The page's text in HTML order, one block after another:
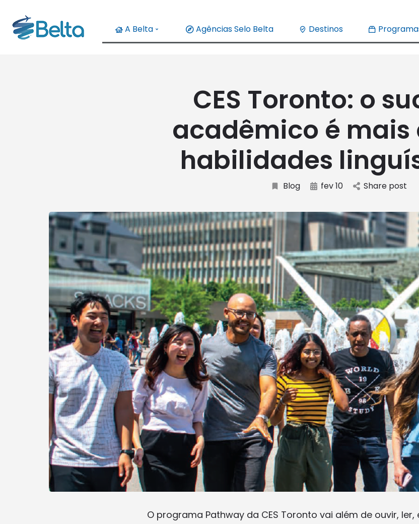
A Belta Agências Selo Belta Destinos
CES Toronto: o
acadêmico é mais
habilidades
Blog fev 10 Share post
O programa Pathway da CES Toronto vai além de ouvir, ler,